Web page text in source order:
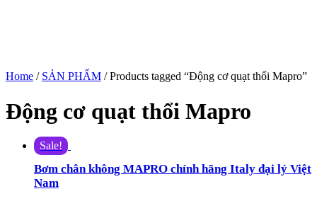
Home / SẢN PHẨM / Products tagged “Động cơ quạt thổi Mapro”
Động cơ quạt thổi Mapro
Sale!
Bơm chân không MAPRO chính hãng Italy đại lý Việt
Nam